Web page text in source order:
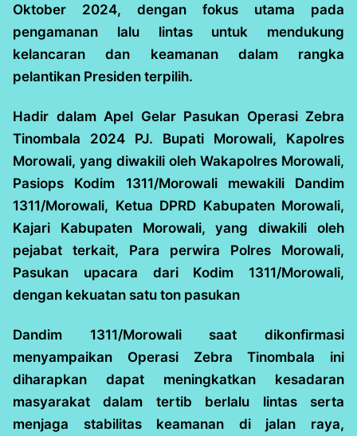
Oktober 2024, dengan fokus utama pada
pengamanan lalu lintas untuk mendukung
kelancaran dan keamanan dalam rangka
pelantikan Presiden terpilih.
Hadir dalam Apel Gelar Pasukan Operasi Zebra
Tinombala 2024 PJ. Bupati Morowali, Kapolres
Morowali, yang diwakili oleh Wakapolres Morowali,
Pasiops Kodim 1311/Morowali mewakili Dandim
1311/Morowali, Ketua DPRD Kabupaten Morowali,
Kajari Kabupaten Morowali, yang diwakili oleh
pejabat terkait, Para perwira Polres Morowali,
Pasukan upacara dari Kodim 1311/Morowali,
dengan kekuatan satu ton pasukan
Dandim 1311/Morowali saat dikonfirmasi
menyampaikan Operasi Zebra Tinombala ini
diharapkan dapat meningkatkan kesadaran
masyarakat dalam tertib berlalu lintas serta
menjaga stabilitas keamanan di jalan raya,